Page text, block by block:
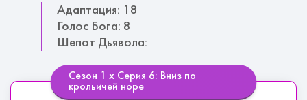
Адаптация: 18
Голос Бога: 8
Шепот Дьявола:
Сезон 1 х Серия 6: Вниз по
крольичей норе